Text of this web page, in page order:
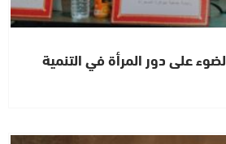
على دور المرأة في التنمية